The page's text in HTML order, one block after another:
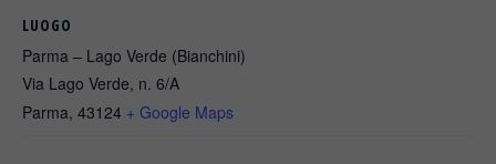
LUOGO
Parma – Lago Verde (Bianchini)
Via Lago Verde, n. 6/A
Parma, 43124 + Google Maps